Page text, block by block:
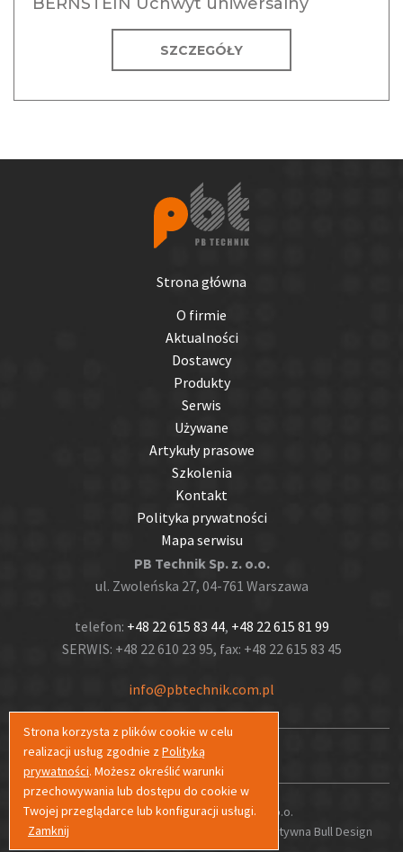
Strona korzysta z plików cookie w celu
realizacji usług zgodnie zPolityką
prywatności. Możesz określić warunki
przechowywania lub dostępu do cookie w
Twojej przeglądarce lub konfiguracji usługi.
Zamknij
SZCZEGÓŁY
Strona główna
O firmie
Aktualności
Dostawcy
Produkty
Serwis
Używane
Artykuły prasowe
Szkolenia
Kontakt
Polityka prywatności
Mapa serwisu
PB Technik Sp. z. o.o.
ul. Zwoleńska 27, 04-761 Warszawa
telefon: +48 22 615 83 44, +48 22 615 81 99
SERWIS: +48 22 610 23 95, fax: +48 22 615 83 45
info@pbtechnik.com.pl
Copyrights © PB Technik Sp. z o.o.
Projekt graficzny i wykonanie:
Agencja Interaktywna Bull Design